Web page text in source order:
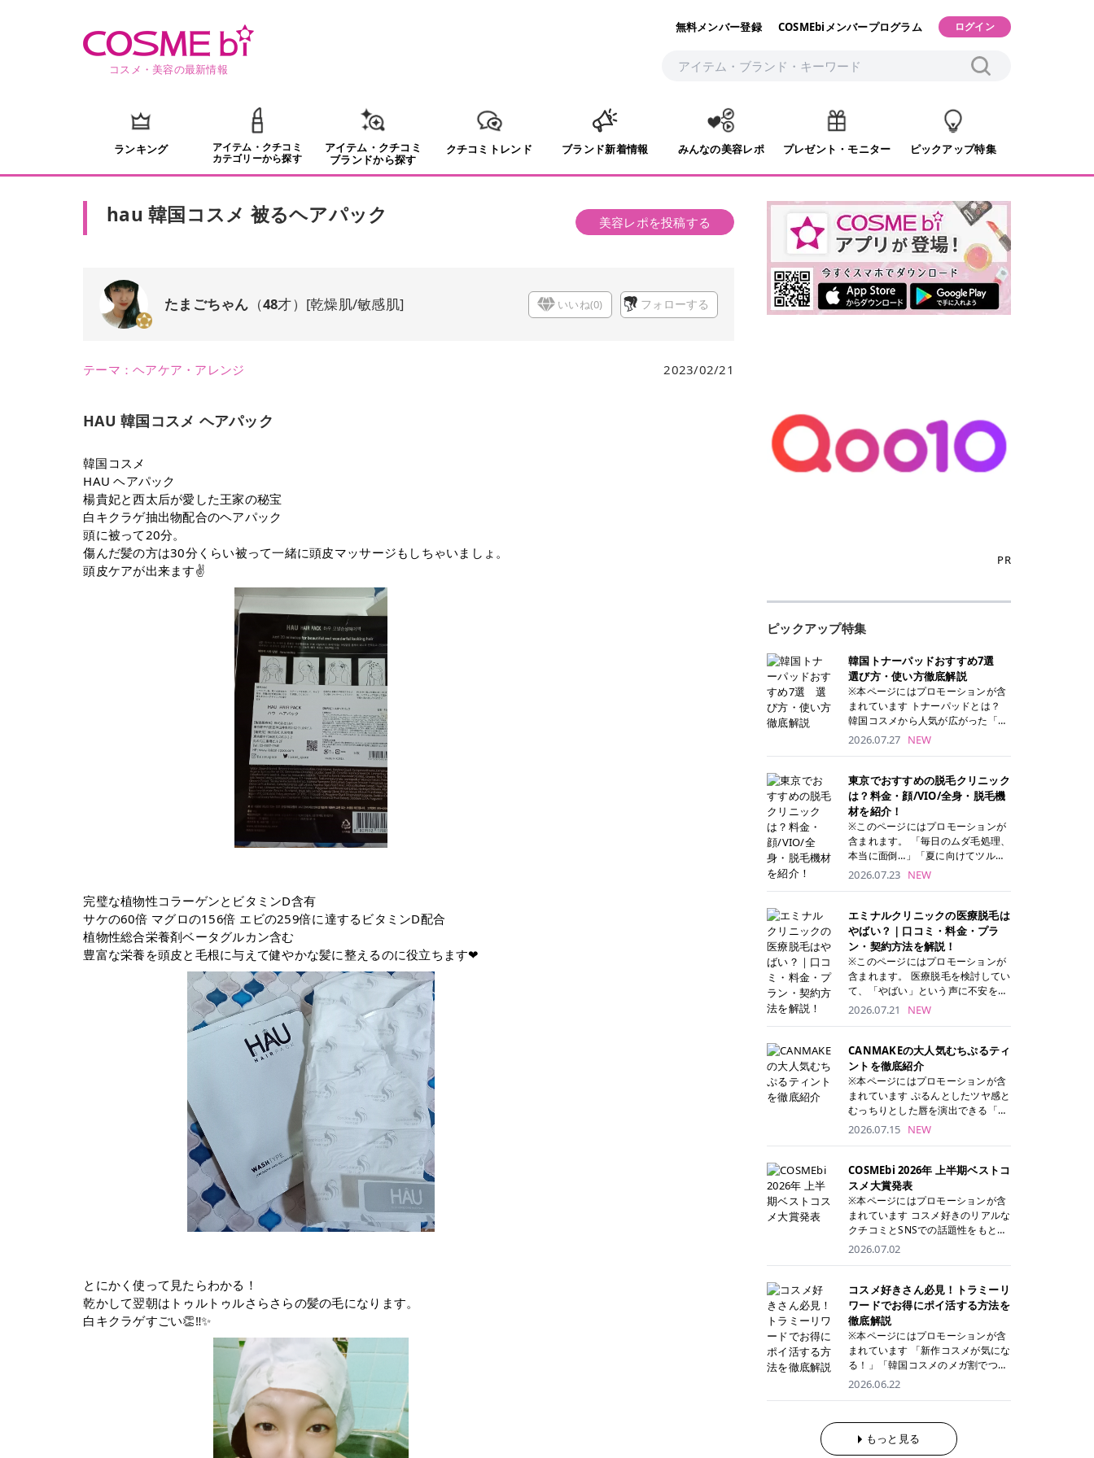
コスメ・美容の最新情報
無料メンバー登録 COSMEbiメンバープログラム ログイン
ランキング
アイテム・クチコミ
カテゴリーから探す
アイテム・クチコミ
ブランドから探す
クチコミトレンド ブランド新着情報 みんなの美容レポ プレゼント・モニター ピックアップ特集
hau 韓国コスメ 被るヘアパック 美容レポを投稿する
たまごちゃん （48才） [乾燥肌/敏感肌] いいね(0) フォローする
テーマ：ヘアケア・アレンジ 2023/02/21
HAU 韓国コスメ ヘアパック
韓国コスメ⁡
⁡HAU ヘアパック⁡
⁡楊貴妃と西太后が愛した王家の秘宝⁡
⁡白キクラゲ抽出物配合のヘアパック⁡
⁡頭に被って20分。⁡
⁡傷んだ髪の方は30分くらい被って一緒に頭皮マッサージもしちゃいましょ。⁡
⁡頭皮ケアが出来ます✌️⁡
⁡完璧な植物性コラーゲンとビタミンD含有⁡
⁡サケの60倍 マグロの156倍 エビの259倍に達するビタミンD配合⁡
⁡植物性総合栄養剤ベータグルカン含む⁡
⁡豊富な栄養を頭皮と毛根に与えて健やかな髪に整えるのに役立ちます❤⁡
⁡とにかく使って見たらわかる！⁡
⁡乾かして翌朝はトゥルトゥルさらさらの髪の毛になります。⁡
⁡白キクラゲすごい👏‼️✨⁡
PR
ピックアップ特集
韓国トナーパッドおすすめ7選
選び方・使い方徹底解説
※本ページにはプロモーションが含
まれています トナーパッドとは？
韓国コスメから人気が広がった「ト
ナーパッド」は、化粧水や美容液を
トナーパッドは洗顔後に肌をやさし
く拭き取ることで、古い角質や余分
な皮脂汚れをオフしながら、うるお
いを与えられるのが特徴✨ さらに、
気になる部分には数分のせて部分用
パックとしても使用できるため、1
両方を叶えられます。 韓国コスメブ
ランドを中心に人気を集めていまし
たが、現在では日本でも定番のスキ
ンケアアイテムとして幅広い世代に
愛用されています。 トナーパッドの
特徴 トナーパッドと拭き取り化粧水
の違い 「トナーパッド」と「拭き取
り化粧水」はどちらも洗顔後に使用
するスキンケアアイテムですが、使
い方や特徴に違いがあります。 トナ
ーパッドは、化粧水があらかじめパ
ッドに含まれているため、コットン
を用意する手間がなく、忙しい朝で
もサッと使えるのが魅力です。 ま
た、保湿成分を豊富に配合した商品
が多く、拭き取り後にそのまま部分
用パックとして使えるトナーパッド
も増えています。 一方、拭き取り化
粧水は液体タイプのため、コットン
整しやすく、お気に入りの化粧水を
使いたい方やコストを抑えて続けた
い方にもおすすめです。 トナーパッ
ドのメリット トナーパッドは、角質
ケア・保湿ケア・部分用パックまで
1枚で行える便利なスキンケアアイ
テムです。 ここでは、トナーパッド
す。 古い角質や皮脂汚れをやさしく
オフ トナーパッドを使用すること
で、洗顔だけでは落としきれない古
い角質や余分な皮脂汚れをやさしく
拭き取り、なめらかな肌へ整えま
す。 保湿ケアまで1枚でできる 保湿
成分を配合したトナーパッドなら、
ケアにもぴったりです。 部分パック
としても使える 多くのトナーパッド
は、乾燥が気になる頬や額、小鼻な
2026.07.27 NEW
東京でおすすめの脱毛クリニック
は？料金・顔/VIO/全身・脱毛機
材を紹介！
※このページにはプロモーションが
含まれます。 「毎日のムダ毛処理、
本当に面倒…」「夏に向けてツルツ
ル肌になりたい！」 そう思って東京
べばいいの？と迷ってしまいますよ
ね。 この記事では、医療脱毛の基本
から、東京で特に通いやすいフレイ
アクリニック・レジーナクリニッ
ク・エミナルクリニック・リゼクリ
ニックの4院について、分かりやす
リニックを見つけて、面倒な自己処
理から卒業しちゃいましょう♪ クリ
ニック 全身＋VIO 全身＋VIO＋顔 特
徴 脱毛器 詳細 フレイアクリニック
52,800円(税込)/5回 94,600円(税
込)/5回 肌への負担に配慮しなが
ら、コストパフォーマンスも重視し
たい方に！ メディオスターモノリス
メディオスターNeXT PRO 公式サイ
ト> レジーナクリニック 52,800円
(税込)/5回 99,000円(税込)/5回 ジェ
ントルシリーズを選べるため、脱毛
機にこだわりたい方におすすめ！ ジ
ェントルマックスプロ ジェントルマ
ックスプロプラス ジェントルレーズ
プロ ソプラノチタニウム 公式サイ
ト> エミナルクリニック 49,500円
(税込)/6回 93,500円(税込)/6回 エミ
定！月々払いも安くて通いやすい ク
リスタルプロ 公式サイト> リゼクリ
ニック 109,800円(税込)/5回 144,80
0円(税込)/5回 毛質に合わせて脱毛
機を選択可能！有効期限も5年と長
くマイペースに通いやすい ラシャ
メディオスターNeXT PRO ジェント
ルYAGプロ 公式サイト> ｜そもそも
うの？ 脱毛を考えたときに、まず悩
むのが「医療脱毛とエステ脱毛、ど
2026.07.23 NEW
エミナルクリニックの医療脱毛は
やばい？｜口コミ・料金・プラ
ン・契約方法を解説！
※このページにはプロモーションが
含まれます。 医療脱毛を検討してい
て、「やばい」という声に不安を抱
える方も多いのではないでしょう
体系をはじめ、学生や友人同士でお
得になる割引キャンペーン、無料カ
ウンセリングから施術までの具体的
なステップを分かりやすく解説しま
す。 これから手軽に全身医療脱毛を
後までチェックして、ご自身にぴっ
ください！ クリニック 全身＋VIO
全身＋VIO＋顔 特徴 脱毛器 詳細 フ
レイアクリニック 52,800円(税込)/5
回 94,600円(税込)/5回 肌への負担
に配慮しながら、コストパフォーマ
ンスも重視したい方に！ メディオス
ターモノリス メディオスターNeXT
PRO 公式サイト> レジーナクリニッ
ク 52,800円(税込)/5回 99,000円(税
込)/5回 ジェントルシリーズを選べ
るため、脱毛機にこだわりたい方に
おすすめ！ ジェントルマックスプロ
ジェントルマックスプロプラス ジェ
ントルレーズプロ ソプラノチタニウ
ム 公式サイト> エミナルクリニック
49,500円(税込)/6回 93,500円(税
込)/6回 エミナルクリニックの始め
通いやすい クリスタルプロ 公式サ
イト> リゼクリニック 109,800円(税
2026.07.21 NEW
CANMAKEの大人気むちぷるティ
ントを徹底紹介
※本ページにはプロモーションが含
まれています ぷるんとしたツヤ感と
むっちりとした唇を演出できる「C
ANMAKE（キャンメイク）むちぷる
湿ケアも叶えられることから、SNS
でも話題の人気リップです。 「自分
にはどのカラーが似合う？」「イエ
ベ・ブルベ別のおすすめは？」と気
になっている方も多いのではないで
とともにご紹介！それぞれの色味や
なメイクに合うのかまで詳しく解説
します✨ ※メイクアップ効果による
CANMAKE むちぷるティントとは？
CANMAKE むちぷるティントは、テ
ィント・プランパー・保湿ケアを1
本で叶えるリップです。 するすると
塗れるなめらかなテクスチャーで、
縦ジワをカバーしながら、むっちり
としたツヤのある唇を演出します。
るため、乾燥しにくくデイリー使い
にもぴったり！ アイテム詳細を見る
2026.07.15 NEW
COSMEbi 2026年 上半期ベストコ
スメ大賞発表
※本ページにはプロモーションが含
まれています コスメ好きのリアルな
クチコミとSNSでの話題性をもとに
選出された、COSMEbi 2026年上半
た名品たちを、カテゴリ別にご紹介
します。 本記事では、2025年11月
～2026年4月までの半年間におい
て、COSMEbi内でのクチコミとSN
Sでの話題性を元に選出されたコス
メやスキンケアなどの化粧品を「総
国コスメ」に分けて1位～3位までを
ランキング形式で発表！ 2026年上
半期 総合大賞 AMUSE（アミュー
ズ）「 ジェルフィットグロス」 👑
「ジェルフィットグロス」の特徴 唇
2026.07.02
コスメ好きさん必見！トラミーリ
ワードでお得にポイ活する方法を
徹底解説
※本ページにはプロモーションが含
まれています 「新作コスメが気にな
る！」「韓国コスメのメガ割でつい
買いすぎてしまう……」 そんな美容
を少し工夫するだけでポイントを貯
められるため、コスメやスキンケア
にかかる費用を少しでも抑えたい方
2026.06.22
もっと見る